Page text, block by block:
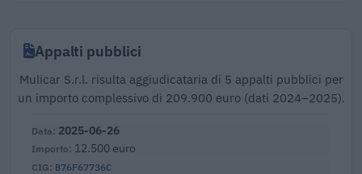
Appalti pubblici
Mulicar S.r.l. risulta aggiudicataria di 5 appalti pubblici per
un importo complessivo di 209.900 euro (dati 2024–2025).
B76F67736C
2025-06-26
12.500 euro